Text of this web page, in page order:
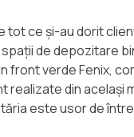
ce și-au dorit
de depozitare
verde Fenix,
realizate din același
este usor de